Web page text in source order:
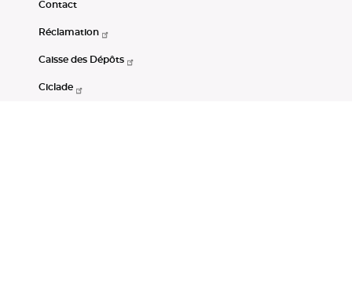
Contact
Réclamation
Caisse des Dépôts
Ciclade